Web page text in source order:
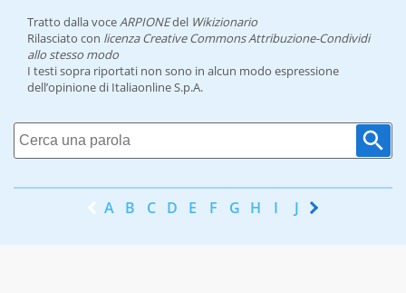
Tratto dalla voceARPIONEdel Wikizionario
Rilasciato con licenza Creative Commons Attribuzione-Condividi
allo stesso modo
I testi sopra riportati non sono in alcun modo espressione
dell’opinione di Italiaonline S.p.A.
A B C D E F G H I J K